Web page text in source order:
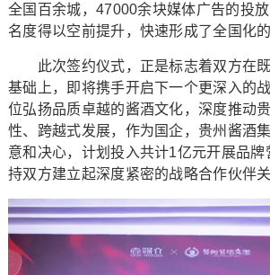
全国百余城，47000余块媒体广告的投
名度得以空前提升，快速形成了全国化的
此次签约仪式，正是标志着双方在既
基础上，即将携手开启下一个更深入的
位弘扬品质卓越的酱酒文化，深度推动
性、跨越式发展，作为国企，贵州酱酒
意和决心，计划投入共计1亿元开展品牌
持双方建立起深度紧密的战略合作伙伴关